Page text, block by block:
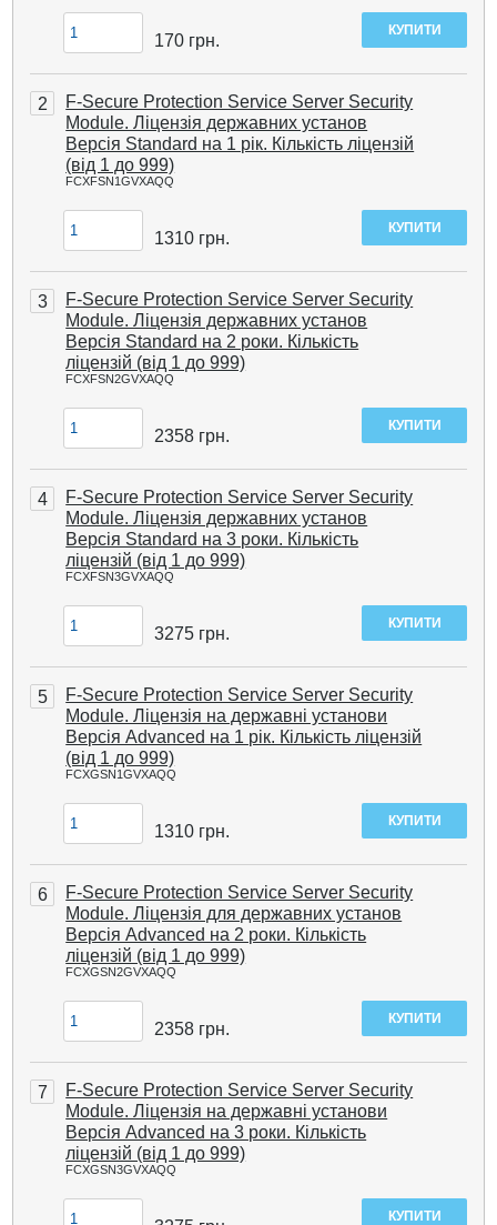
170 грн.
2
F-Secure Protection Service Server Security
Module. Ліцензія державних установ
Версія Standard на 1 рік. Кількість ліцензій
(від 1 до 999)
FCXFSN1GVXAQQ
1310 грн.
3
F-Secure Protection Service Server Security
Module. Ліцензія державних установ
Версія Standard на 2 роки. Кількість
ліцензій (від 1 до 999)
FCXFSN2GVXAQQ
2358 грн.
4
F-Secure Protection Service Server Security
Module. Ліцензія державних установ
Версія Standard на 3 роки. Кількість
ліцензій (від 1 до 999)
FCXFSN3GVXAQQ
3275 грн.
5
F-Secure Protection Service Server Security
Module. Ліцензія на державні установи
Версія Advanced на 1 рік. Кількість ліцензій
(від 1 до 999)
FCXGSN1GVXAQQ
1310 грн.
6
F-Secure Protection Service Server Security
Module. Ліцензія для державних установ
Версія Advanced на 2 роки. Кількість
ліцензій (від 1 до 999)
FCXGSN2GVXAQQ
2358 грн.
7
F-Secure Protection Service Server Security
Module. Ліцензія на державні установи
Версія Advanced на 3 роки. Кількість
ліцензій (від 1 до 999)
FCXGSN3GVXAQQ